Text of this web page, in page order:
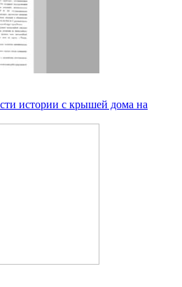
истории с крышей дома на